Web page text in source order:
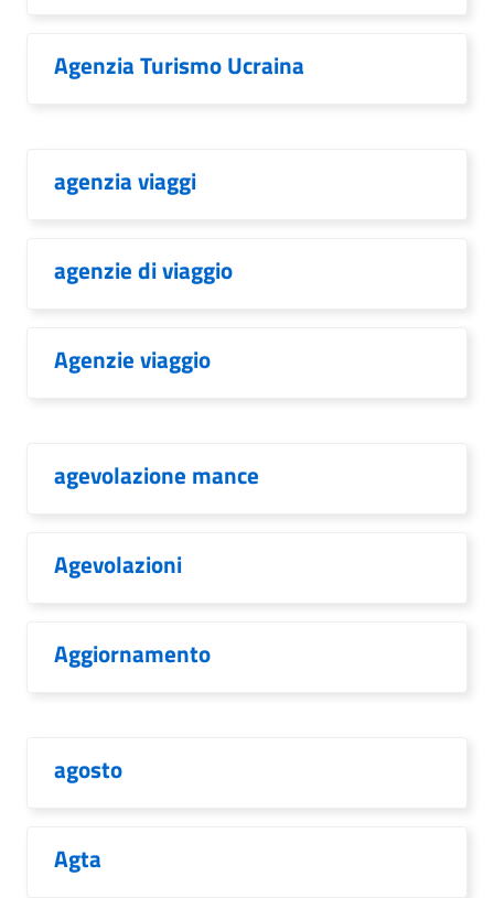
Agenzia Turismo Ucraina
agenzia viaggi
agenzie di viaggio
Agenzie viaggio
agevolazione mance
Agevolazioni
Aggiornamento
agosto
Agta